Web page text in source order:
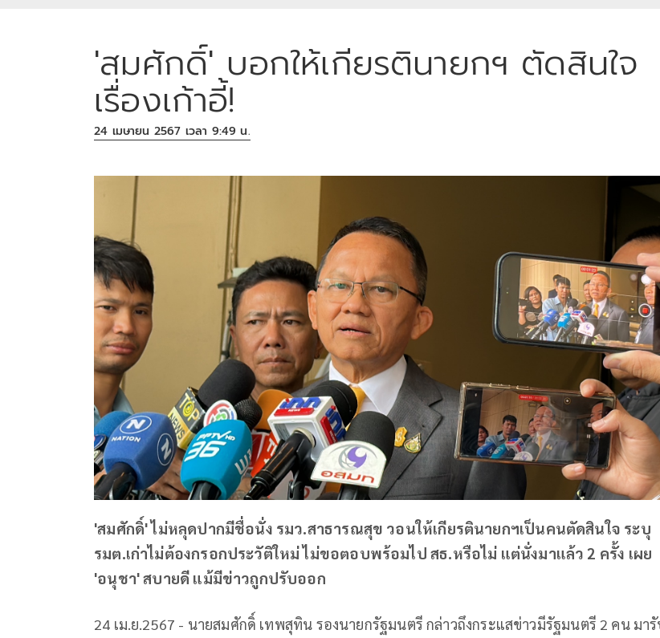
'สมศักดิ์' บอกให้เกียรตินายกฯ ตัดสินใจ
เรื่องเก้าอี้!
24 เมษายน 2567 เวลา 9:49 น.
'สมศักดิ์' ไม่หลุดปากมีชื่อนั่ง รมว.สาธารณสุข วอนให้เกียรตินายกฯเป็นคนตัดสินใจ ระบุ
รมต.เก่าไม่ต้องกรอกประวัติใหม่ ไม่ขอตอบพร้อมไป สธ.หรือไม่ แต่นั่งมาแล้ว 2 ครั้ง เผย
'อนุชา' สบายดี แม้มีข่าวถูกปรับออก
24 เม.ย.2567 - นายสมศักดิ์ เทพสุทิน รองนายกรัฐมนตรี กล่าวถึงกระแสข่าวมีรัฐมนตรี 2 คน มา